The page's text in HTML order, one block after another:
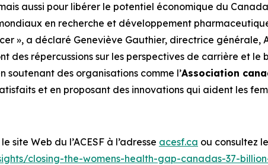
aussi pour libérer le potentiel économique du
en recherche et développement
», a déclaré Geneviève Gauthier, directrice
des répercussions sur les perspectives de carrière et
des organisations comme l’Association
et en proposant des innovations qui aident les
site Web du l’ACESF à l’adresse acesf.ca ou consultez
closing-the-womens-health-gap-canadas-37-